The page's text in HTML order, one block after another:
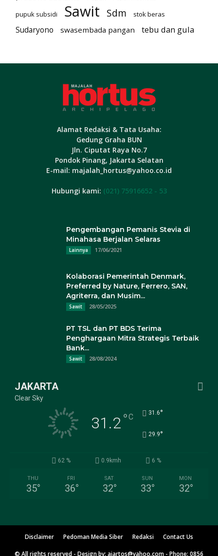
pupuk subsidi Sawit Sdm stok beras
Sudaryono swasembada pangan tebu dan gula
Alamat Redaksi & Tata Usaha:
Gedung Graha BUN
Jln. Ciputat Raya No.7
Pondok Pinang, Jakarta Selatan
E-mail: majalah_hortus@yahoo.co.id
Hubungi kami: (021) 75916652 - 53
Pengembangan Pemanis Stevia di
Minahasa Berjalan Selaras
Lainnya 17/06/2021
Kolaborasi Pemerintah Denmark,
Preferred by Nature, Ferrero, SAN,
Agriterra, dan Musim...
Sawit 28/05/2025
PT TSL dan PT BDS Terima
Penghargaan Mitra Strategis Terbaik
Bank...
Sawit 28/08/2024
JAKARTA
Clear Sky
31.2°C 31.6°
29.9°
62 % 0.9kmh 6 %
THU
35°
FRI
36°
SAT
32°
SUN
33°
MON
32°
Disclaimer Pedoman Media Siber Redaksi Contact Us
© All rights reserved - Design by: ajartos@yahoo.com - Phone: 0856